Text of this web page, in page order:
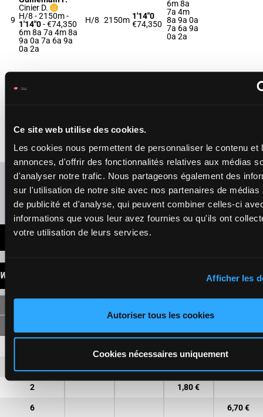
Ce site web utilise des cookies.
Les cookies nous permettent de personnaliser le contenu et
annonces, d'offrir des fonctionnalités relatives aux médias
d'analyser notre trafic. Nous partageons également des
sur l'utilisation de notre site avec nos partenaires de médias
de publicité et d'analyse, qui peuvent combiner celles-ci
informations que vous leur avez fournies ou qu'ils ont
votre utilisation de leurs services.
Afficher les
Autoriser tous les cookies
Cookies nécessaires uniquement
9
Cinier D.
H/8 - 2150m-
1'14"0- €74,350
6m 8a 7a 4m 8a
9a 0a 7a 6a 9a
0a 2a
H/8 2150m 1'14"0
€74,350
6m 8a
7a 4m
8a 9a 0a
7a 6a 9a
0a 2a
PLANCHETTE
3a 0a 2a 0a 1a
8a 5a 2a
Refresh odds
Presence of favorite horses
LATEST NEWS
WINNINGS
2 1,80 €
6 6,70 €